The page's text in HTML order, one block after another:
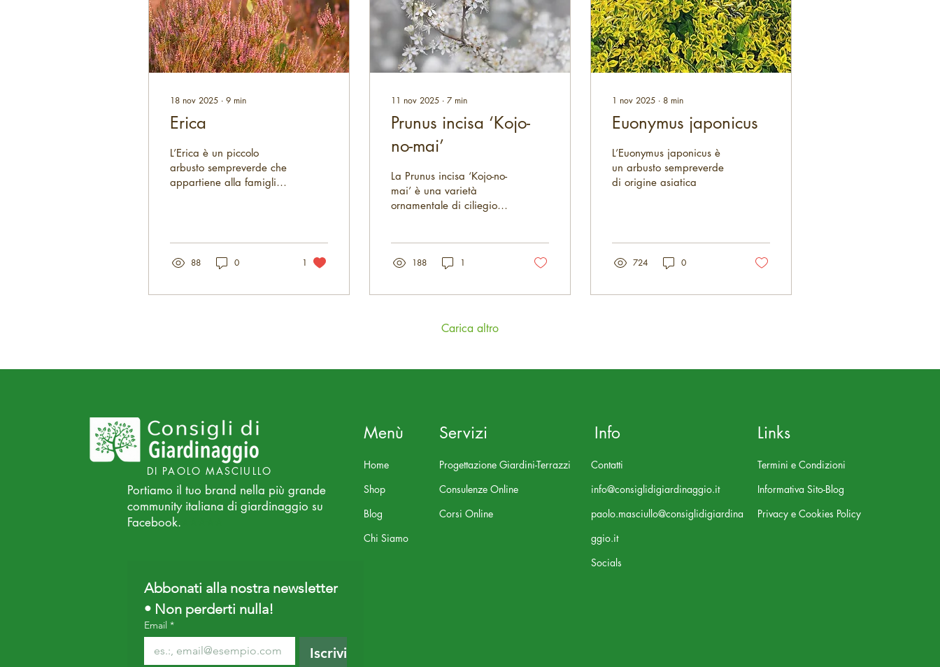
18 nov 2025 ∙ 9 min
Erica
L’Erica è un piccolo
arbusto sempreverde che
appartiene alla famiglia
88 0 1
11 nov 2025 ∙ 7 min
Prunus incisa ‘Kojo-
no-mai’
La Prunus incisa ‘Kojo-no-
mai’ è una varietà
ornamentale di ciliegio
188 1
1 nov 2025 ∙ 8 min
Euonymus japonicus
L’Euonymus japonicus è
un arbusto sempreverde
di origine asiatica
724 0
Carica altro
DI PAOLO MASCIULLO
Portiamo il tuo brand nella più grande
community italiana di giardinaggio su
Facebook.
Menù
Home
Shop
Blog
Chi Siamo
Abbonati alla nostra newsletter
• Non perderti nulla!
Email *
Iscriviti
Servizi
Progettazione Giardini-Terrazzi
Consulenze Online
Corsi Online
Info
Contatti
info@consiglidigiardinaggio.it
paolo.masciullo@consiglidigiardina
ggio.it
Socials
Links
Termini e Condizioni
Informativa Sito-Blog
Privacy e Cookies Policy